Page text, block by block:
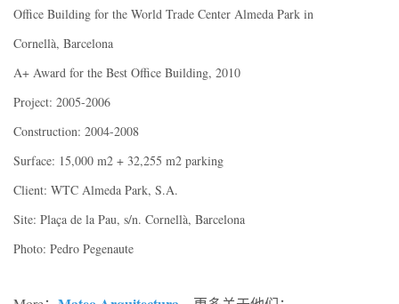
Office Building for the World Trade Center Almeda Park in
Cornellà, Barcelona
A+ Award for the Best Office Building, 2010
Project: 2005-2006
Construction: 2004-2008
Surface: 15,000 m2 + 32,255 m2 parking
Client: WTC Almeda Park, S.A.
Site: Plaça de la Pau, s/n. Cornellà, Barcelona
Photo: Pedro Pegenaute